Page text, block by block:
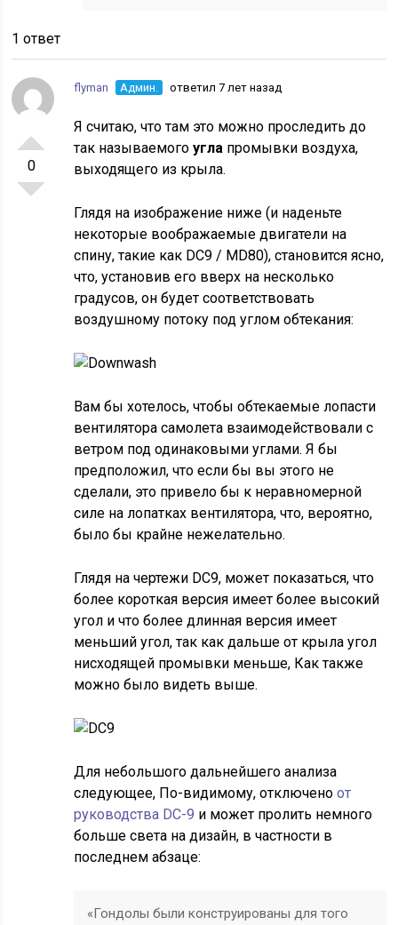
1 ответ
0
flyman Админ. ответил 7 лет назад
Я считаю, что там это можно проследить до
так называемогоугла промывки воздуха,
выходящего из крыла.
Глядя на изображение ниже (и наденьте
некоторые воображаемые двигатели на
спину, такие как DC9 / MD80), становится ясно,
что, установив его вверх на несколько
градусов, он будет соответствовать
воздушному потоку под углом обтекания:
Вам бы хотелось, чтобы обтекаемые лопасти
вентилятора самолета взаимодействовали с
ветром под одинаковыми углами. Я бы
предположил, что если бы вы этого не
сделали, это привело бы к неравномерной
силе на лопатках вентилятора, что, вероятно,
было бы крайне нежелательно.
Глядя на чертежи DC9, может показаться, что
более короткая версия имеет более высокий
угол и что более длинная версия имеет
меньший угол, так как дальше от крыла угол
нисходящей промывки меньше, Как также
можно было видеть выше.
Для небольшого дальнейшего анализа
следующее, По-видимому, отключеноот
руководства DC-9 и может пролить немного
больше света на дизайн, в частности в
последнем абзаце:
«Гондолы были конструированы для того